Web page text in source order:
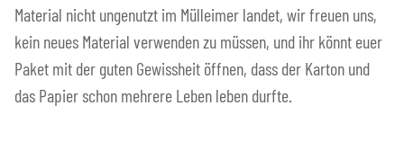
Material nicht ungenutzt im Mülleimer landet, wir freuen uns,
kein neues Material verwenden zu müssen, und ihr könnt euer
Paket mit der guten Gewissheit öffnen, dass der Karton und
das Papier schon mehrere Leben leben durfte.